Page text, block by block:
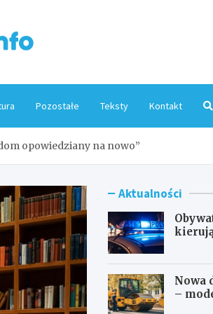
Pozostałe Teksty Kontakt
opowiedziany na nowo”
Aktualności
Nowa
–